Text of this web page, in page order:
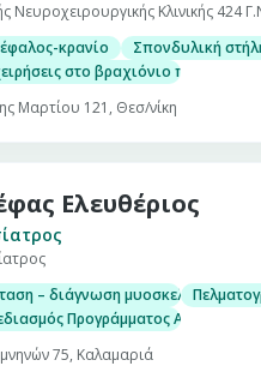
Νευροχειρουργικής Κλινικής 424
κρανίο
Σπονδυλική
στο βραχιόνιο πλέγμα και
Μαρτίου 121, Θεσ/νίκη
Ελευθέριος
– διάγνωση μυοσκελετικών
Προγράμματος
75, Καλαμαριά